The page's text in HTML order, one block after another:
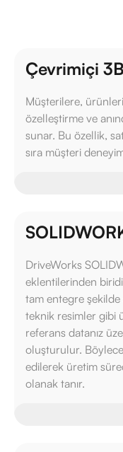
Çevrimiçi
Müşterilere,
özelleştirme ve
sunar. Bu özellik,
sıra müşteri
DriveWorks
eklentilerinden
tam entegre şekilde
teknik resimler gibi
referans datanız
oluşturulur. Böylece
edilerek üretim
olanak tanır.